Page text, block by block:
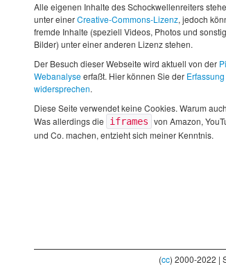
Alle eigenen Inhalte des Schockwellenreiters
unter einerCreative-Commons-Lizenz, jedoch
fremde Inhalte (speziell Videos, Photos und
Bilder) unter einer anderen Lizenz stehen.
Der Besuch dieser Webseite wird aktuell von der
Webanalyseerfaßt. Hier können Sie der Erfassung
widersprechen.
Diese Seite verwendet keine Cookies. Warum
Was allerdings die
iframes von Amazon,
und Co. machen, entzieht sich meiner Kenntnis.
(cc) 2000-2022 |